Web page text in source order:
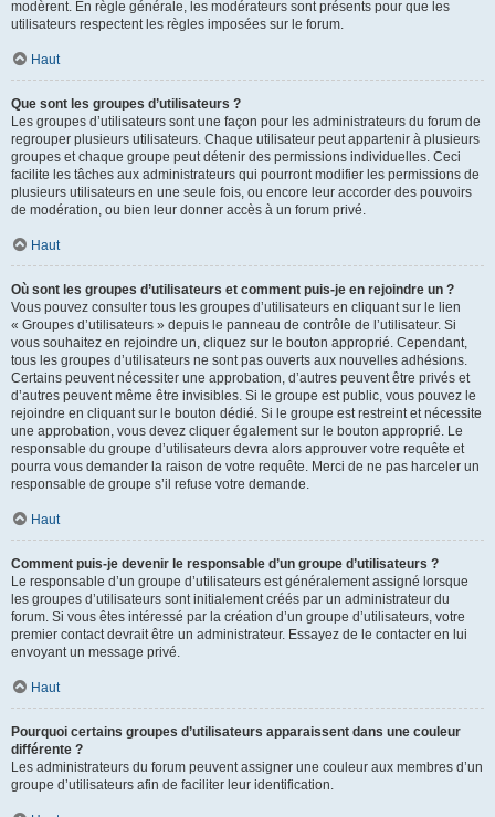
modèrent. En règle générale, les modérateurs sont présents pour que les
utilisateurs respectent les règles imposées sur le forum.
Haut
Que sont les groupes d’utilisateurs ?
Les groupes d’utilisateurs sont une façon pour les administrateurs du forum de
regrouper plusieurs utilisateurs. Chaque utilisateur peut appartenir à plusieurs
groupes et chaque groupe peut détenir des permissions individuelles. Ceci
facilite les tâches aux administrateurs qui pourront modifier les permissions de
plusieurs utilisateurs en une seule fois, ou encore leur accorder des pouvoirs
de modération, ou bien leur donner accès à un forum privé.
Haut
Où sont les groupes d’utilisateurs et comment puis-je en rejoindre un ?
Vous pouvez consulter tous les groupes d’utilisateurs en cliquant sur le lien
« Groupes d’utilisateurs » depuis le panneau de contrôle de l’utilisateur. Si
vous souhaitez en rejoindre un, cliquez sur le bouton approprié. Cependant,
tous les groupes d’utilisateurs ne sont pas ouverts aux nouvelles adhésions.
Certains peuvent nécessiter une approbation, d’autres peuvent être privés et
d’autres peuvent même être invisibles. Si le groupe est public, vous pouvez le
rejoindre en cliquant sur le bouton dédié. Si le groupe est restreint et nécessite
une approbation, vous devez cliquer également sur le bouton approprié. Le
responsable du groupe d’utilisateurs devra alors approuver votre requête et
pourra vous demander la raison de votre requête. Merci de ne pas harceler un
responsable de groupe s’il refuse votre demande.
Haut
Comment puis-je devenir le responsable d’un groupe d’utilisateurs ?
Le responsable d’un groupe d’utilisateurs est généralement assigné lorsque
les groupes d’utilisateurs sont initialement créés par un administrateur du
forum. Si vous êtes intéressé par la création d’un groupe d’utilisateurs, votre
premier contact devrait être un administrateur. Essayez de le contacter en lui
envoyant un message privé.
Haut
Pourquoi certains groupes d’utilisateurs apparaissent dans une couleur
différente ?
Les administrateurs du forum peuvent assigner une couleur aux membres d’un
groupe d’utilisateurs afin de faciliter leur identification.